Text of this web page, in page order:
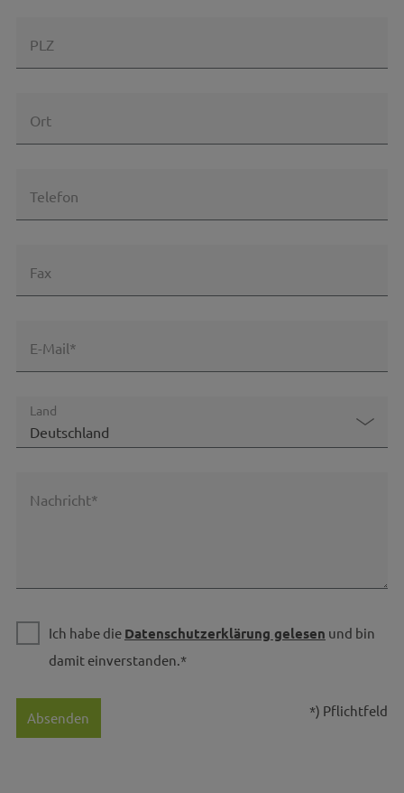
PLZ
Ort
Telefon
Fax
E-Mail*
Land
Nachricht*
Ich habe die Datenschutzerklärung gelesen und bin
damit einverstanden.*
Absenden *) Pflichtfeld